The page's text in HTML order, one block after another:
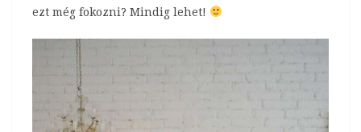
ezt még fokozni? Mindig lehet!